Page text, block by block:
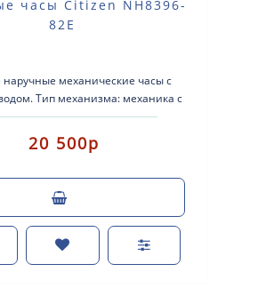
часы Citizen NH8396-
82E
механические часы с
Тип механизма: механика с
заводом. Корпус: нержавеющ..
20 500р